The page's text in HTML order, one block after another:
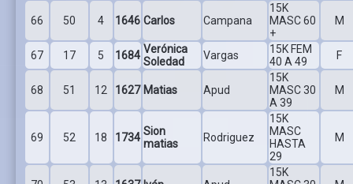
66 50 4 1646 Carlos Campana
15K
MASC 60
+
M
67 17 5 1684 Verónica
Soledad
Vargas
15K FEM
40 A 49
F
68 51 12 1627 Matias Apud
15K
MASC 30
A 39
M
69 52 18 1734 Sion
matias
Rodriguez
15K
MASC
HASTA
29
M
15K